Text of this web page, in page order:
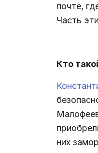
почте,
Часть
Кто
них